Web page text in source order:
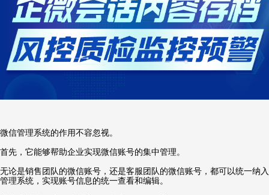
微信管理系统的作用不容忽视。
首先，它能够帮助企业实现微信账号的集中管理。
无论是销售团队的微信账号，还是客服团队的微信账号，都可以统一纳入
管理系统，实现账号信息的统一查看和编辑。